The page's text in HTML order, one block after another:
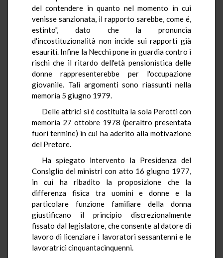
del contendere in quanto nel momento in cui
venisse sanzionata, il rapporto sarebbe, come é,
estinto", dato che la pronuncia
d'incostituzionalità non incide sui rapporti già
esauriti. Infine la Necchi pone in guardia contro i
rischi che il ritardo dell'età pensionistica delle
donne rappresenterebbe per l'occupazione
giovanile. Tali argomenti sono riassunti nella
memoria 5 giugno 1979.
Delle attrici si é costituita la sola Perotti con
memoria 27 ottobre 1978 (peraltro presentata
fuori termine) in cui ha aderito alla motivazione
del Pretore.
Ha spiegato intervento la Presidenza del
Consiglio dei ministri con atto 16 giugno 1977,
in cui ha ribadito la proposizione che la
differenza fisica tra uomini e donne e la
particolare funzione familiare della donna
giustificano il principio discrezionalmente
fissato dal legislatore, che consente al datore di
lavoro di licenziare i lavoratori sessantenni e le
lavoratrici cinquantacinquenni.